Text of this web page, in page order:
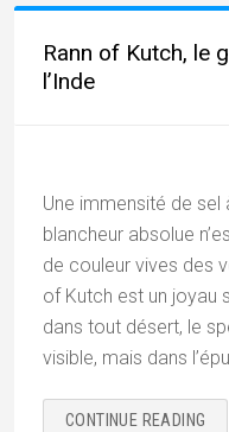
Rann of Kutch, le
l’Inde
Une immensité de sel
blancheur absolue
de couleur vives des
of Kutch est un joyau
dans tout désert, le
visible, mais dans
CONTINUE READING